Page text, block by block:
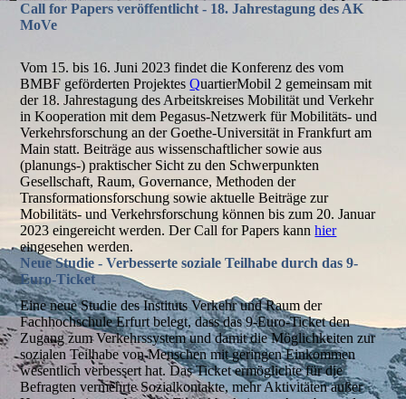
Call for Papers veröffentlicht - 18. Jahrestagung des AK
MoVe
Vom 15. bis 16. Juni 2023 findet die Konferenz des vom
BMBF geförderten ProjektesQuartierMobil 2 gemeinsam mit
der 18. Jahrestagung des Arbeitskreises Mobilität und Verkehr
in Kooperation mit dem Pegasus-Netzwerk für Mobilitäts- und
Verkehrsforschung an der Goethe-Universität in Frankfurt am
Main statt. Beiträge aus wissenschaftlicher sowie aus
(planungs-) praktischer Sicht zu den Schwerpunkten
Gesellschaft, Raum, Governance, Methoden der
Transformationsforschung sowie aktuelle Beiträge zur
Mobilitäts- und Verkehrsforschung können bis zum 20. Januar
2023 eingereicht werden. Der Call for Papers kannhier
eingesehen werden.
Neue Studie - Verbesserte soziale Teilhabe durch das 9-
Euro-Ticket
Eine neue Studie des Instituts Verkehr und Raum der
Fachhochschule Erfurt belegt, dass das 9-Euro-Ticket den
Zugang zum Verkehrssystem und damit die Möglichkeiten zur
sozialen Teilhabe von Menschen mit geringen Einkommen
wesentlich verbessert hat. Das Ticket ermöglichte für die
Befragten vermehrte Sozialkontakte, mehr Aktivitäten außer